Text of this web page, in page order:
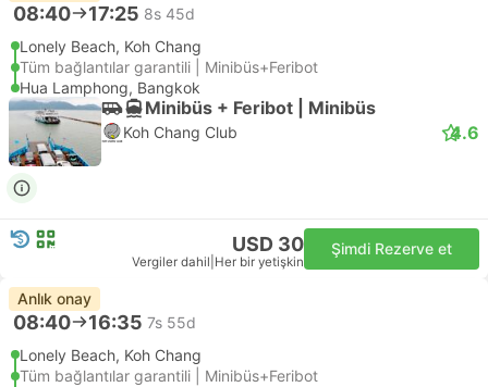
08:40 17:25 8s 45d
Lonely Beach, Koh Chang
Tüm bağlantılar garantili | Minibüs+Feribot
Hua Lamphong, Bangkok
Minibüs + Feribot | Minibüs
Koh Chang Club 4.6
USD 30
Vergiler dahil Her bir yetişkin
Şimdi Rezerve et
Anlık onay
08:40 16:35 7s 55d
Lonely Beach, Koh Chang
Tüm bağlantılar garantili | Minibüs+Feribot